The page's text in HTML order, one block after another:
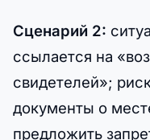
Сценарий 2:
ссылается на
свидетелей»;
документы о
предложить